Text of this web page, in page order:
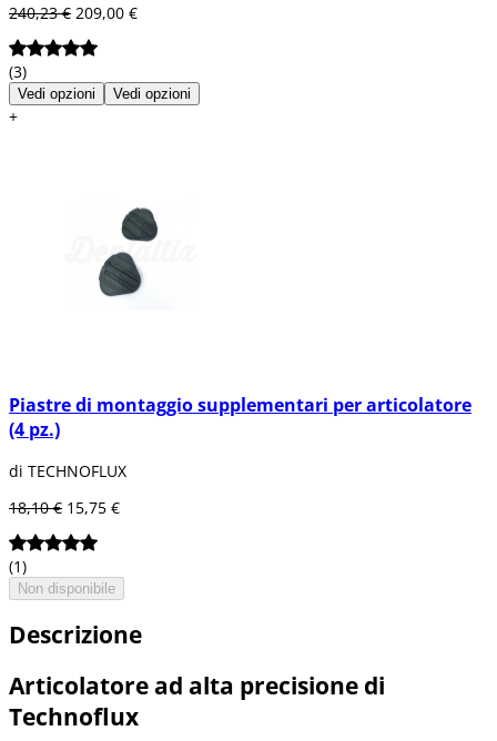
240,23 € 209,00 €
(3)
Vedi opzioni Vedi opzioni
+
Piastre di montaggio supplementari per articolatore
(4 pz.)
di TECHNOFLUX
18,10 € 15,75 €
(1)
Non disponibile
Descrizione
Articolatore ad alta precisione di
Technoflux